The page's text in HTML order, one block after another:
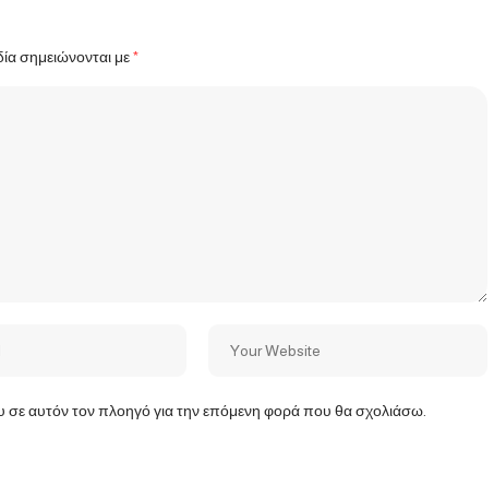
σημειώνονται με *
αυτόν τον πλοηγό για την επόμενη φορά που θα σχολιάσω.